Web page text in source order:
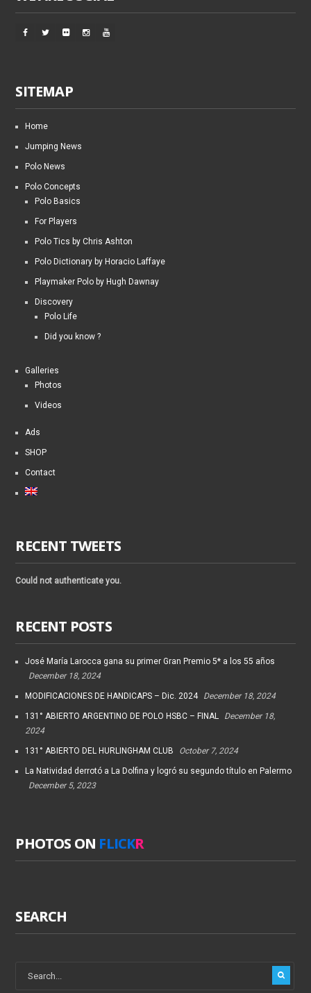
SITEMAP
Home
Jumping News
Polo News
Polo Concepts
Polo Basics
For Players
Polo Tics by Chris Ashton
Polo Dictionary by Horacio Laffaye
Playmaker Polo by Hugh Dawnay
Discovery
Polo Life
Did you know ?
Galleries
Photos
Videos
Ads
SHOP
Contact
RECENT TWEETS
Could not authenticate you.
RECENT POSTS
José María Larocca gana su primer Gran Premio 5* a los 55 años
December 18, 2024
MODIFICACIONES DE HANDICAPS – Dic. 2024 December 18, 2024
131° ABIERTO ARGENTINO DE POLO HSBC – FINAL
December 18,
2024
131° ABIERTO DEL HURLINGHAM CLUB October 7, 2024
La Natividad derrotó a La Dolfina y logró su segundo título en Palermo
December 5, 2023
PHOTOS ON FLICKR
SEARCH